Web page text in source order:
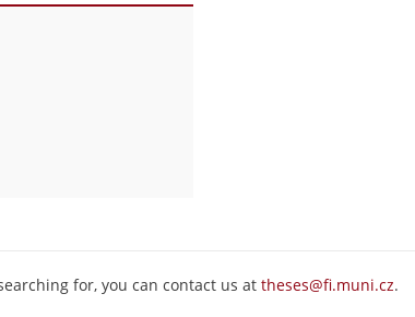
for, you can contact us at theses@fi.muni.cz.